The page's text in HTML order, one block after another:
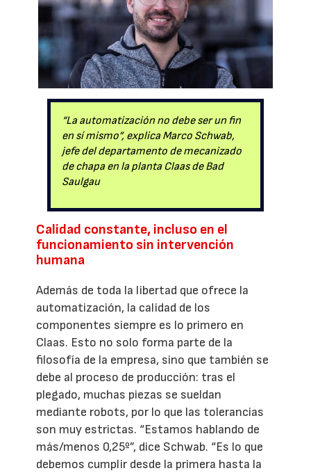
“La automatización no debe ser un fin
en sí mismo”, explica Marco Schwab,
jefe del departamento de mecanizado
de chapa en la planta Claas de Bad
Saulgau
Calidad constante, incluso en el
funcionamiento sin intervención
humana
Además de toda la libertad que ofrece la
automatización, la calidad de los
componentes siempre es lo primero en
Claas. Esto no solo forma parte de la
filosofía de la empresa, sino que también se
debe al proceso de producción: tras el
plegado, muchas piezas se sueldan
mediante robots, por lo que las tolerancias
son muy estrictas. “Estamos hablando de
más/menos 0,25º”, dice Schwab. “Es lo que
debemos cumplir desde la primera hasta la